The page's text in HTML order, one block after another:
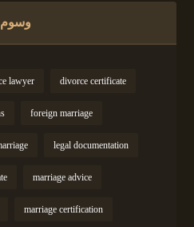
وسوم
divorce certificate
lawyer
foreign marriage
legal documentation
marriage advice
marriage certification